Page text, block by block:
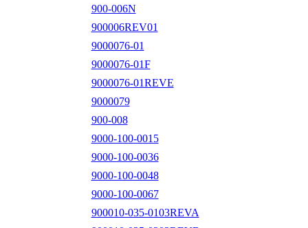
900-006N
900006REV01
9000076-01
9000076-01F
9000076-01REVE
9000079
900-008
9000-100-0015
9000-100-0036
9000-100-0048
9000-100-0067
900010-035-0103REVA